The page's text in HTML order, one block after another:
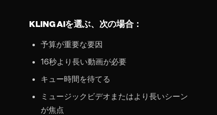
KLING AIを選ぶ、次の場合：
予算が重要な要因
16秒より長い動画が必要
キュー時間を待てる
ミュージックビデオまたはより長いシーン
が焦点